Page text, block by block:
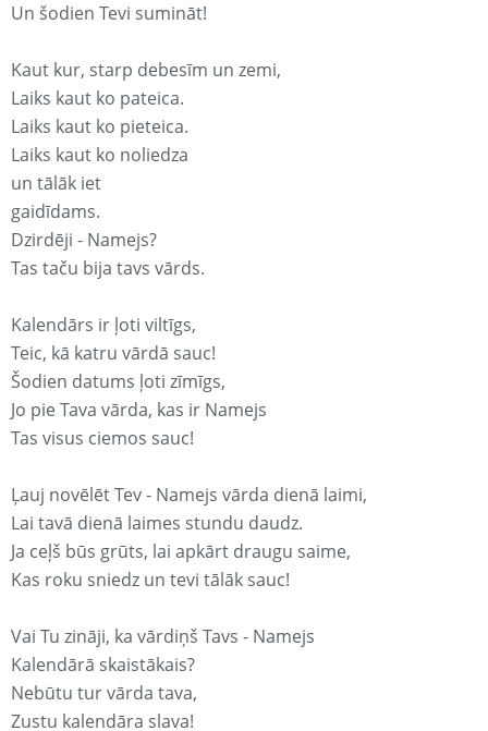
Un šodien Tevi sumināt!
Kaut kur, starp debesīm un zemi,
Laiks kaut ko pateica.
Laiks kaut ko pieteica.
Laiks kaut ko noliedza
un tālāk iet
gaidīdams.
Dzirdēji - Namejs?
Tas taču bija tavs vārds.
Kalendārs ir ļoti viltīgs,
Teic, kā katru vārdā sauc!
Šodien datums ļoti zīmīgs,
Jo pie Tava vārda, kas ir Namejs
Tas visus ciemos sauc!
Ļauj novēlēt Tev - Namejs vārda dienā laimi,
Lai tavā dienā laimes stundu daudz.
Ja ceļš būs grūts, lai apkārt draugu saime,
Kas roku sniedz un tevi tālāk sauc!
Vai Tu zināji, ka vārdiņš Tavs - Namejs
Kalendārā skaistākais?
Nebūtu tur vārda tava,
Zustu kalendāra slava!